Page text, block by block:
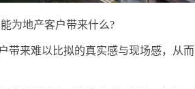
为地产客户带来什么?
带来难以比拟的真实感与现场感，从